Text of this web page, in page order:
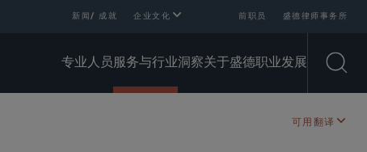
新闻/ 成就 企业文化 前职员 盛德律师事务所
专业人员服务与行业洞察关于盛德职业发展
可用翻译